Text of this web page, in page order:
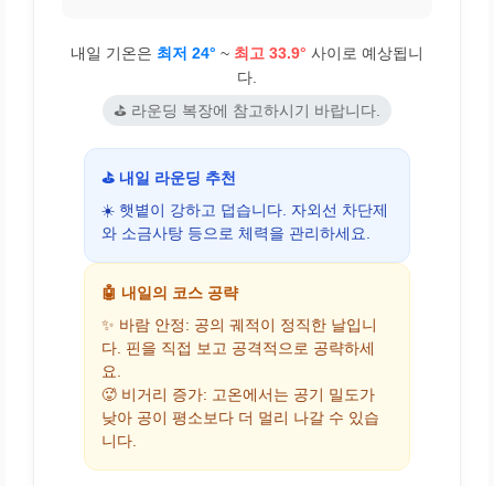
내일 기온은 최저 24° ~ 최고 33.9° 사이로 예상됩니
다.
⛳ 라운딩 복장에 참고하시기 바랍니다.
⛳ 내일 라운딩 추천
☀️ 햇볕이 강하고 덥습니다. 자외선 차단제
와 소금사탕 등으로 체력을 관리하세요.
🤖 내일의 코스 공략
✨ 바람 안정: 공의 궤적이 정직한 날입니
다. 핀을 직접 보고 공격적으로 공략하세
요.
🥵 비거리 증가: 고온에서는 공기 밀도가
낮아 공이 평소보다 더 멀리 나갈 수 있습
니다.